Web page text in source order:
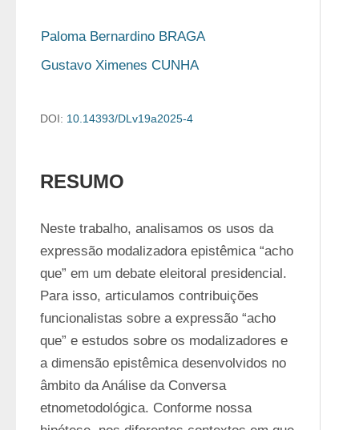
Paloma Bernardino BRAGA
Gustavo Ximenes CUNHA
DOI: 10.14393/DLv19a2025-4
RESUMO
Neste trabalho, analisamos os usos da
expressão modalizadora epistêmica “acho
que” em um debate eleitoral presidencial.
Para isso, articulamos contribuições
funcionalistas sobre a expressão “acho
que” e estudos sobre os modalizadores e
a dimensão epistêmica desenvolvidos no
âmbito da Análise da Conversa
etnometodológica. Conforme nossa